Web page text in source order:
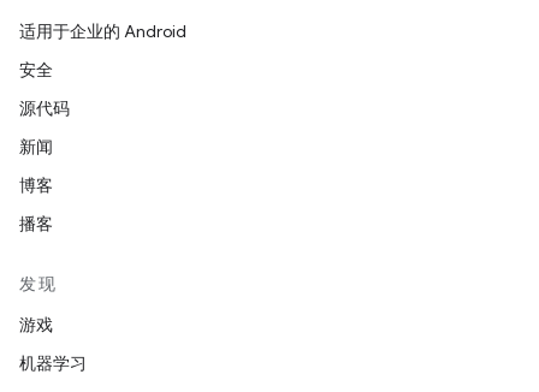
适用于企业的 Android
安全
源代码
新闻
博客
播客
发现
游戏
机器学习